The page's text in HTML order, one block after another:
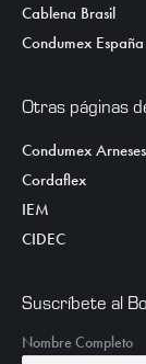
Cablena Brasil
Condumex España
Otras páginas
Condumex Arneses
Cordaflex
IEM
CIDEC
Suscríbete al
Nombre Completo